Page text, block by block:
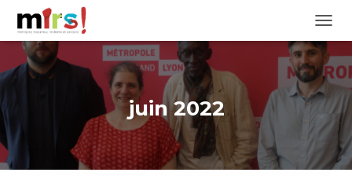
juin 2022